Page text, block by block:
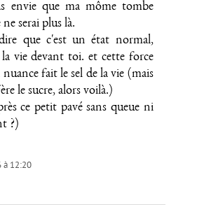
envie que ma môme tombe
serai plus là.
que c'est un état normal,
vie devant toi. et cette force
nuance fait le sel de la vie (mais
le sucre, alors voilà.)
ce petit pavé sans queue ni
?)
à 12:20